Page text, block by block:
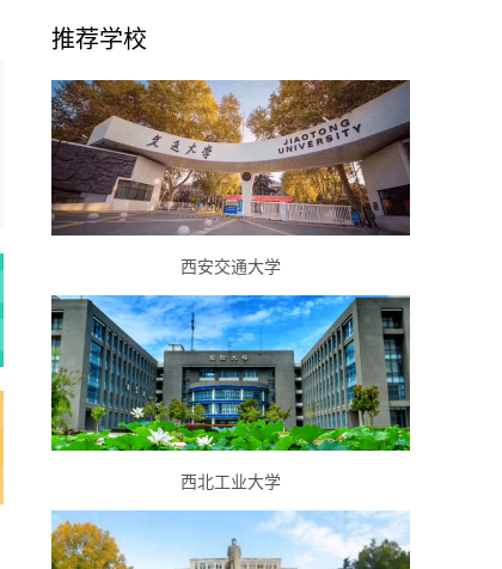
推荐学校
西安交通大学
西北工业大学